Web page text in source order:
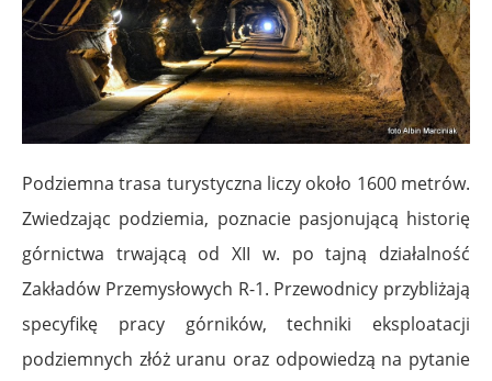
Podziemna trasa turystyczna liczy około 1600 metrów.
Zwiedzając podziemia, poznacie pasjonującą historię
górnictwa trwającą od XII w. po tajną działalność
Zakładów Przemysłowych R-1. Przewodnicy przybliżają
specyfikę pracy górników, techniki eksploatacji
podziemnych złóż uranu oraz odpowiedzą na pytanie